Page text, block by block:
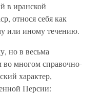
в иранской
относя себя как
или иному течению.
но в весьма
во многом справочно-
характер,
Персии: